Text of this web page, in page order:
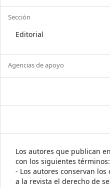
Sección
Editorial
Agencias de apoyo
Los autores que publican
con los siguientes
- Los autores conservan
a la revista el derecho de